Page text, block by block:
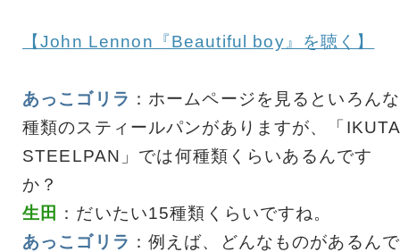
【John Lennon『Beautiful boy』を聴く】
あっこゴリラ ：ホームページを見るといろんな
種類のスティールパンがありますが、「IKUTA
STEELPAN」では何種類くらいあるんです
か？
生田
：だいたい15種類くらいですね。
あっこゴリラ ：例えば、どんなものがあるんで